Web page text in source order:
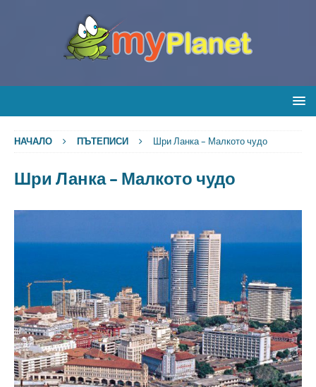
НАЧАЛО ПЪТЕПИСИ Шри Ланка – Малкото чудо
Шри Ланка – Малкото чудо